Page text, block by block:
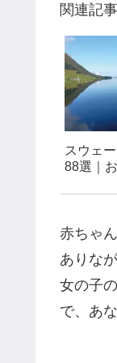
関連記事
スウェ
88選｜
赤ちゃ
ありな
女の子
で、あ